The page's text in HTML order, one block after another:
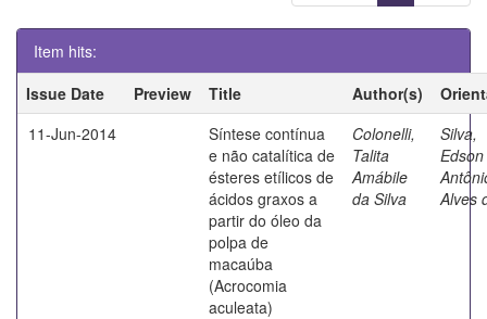
Item hits:
Issue Date
Preview Title Author(s)
11-Jun-2014
Síntese contínua
e não catalítica de
ésteres etílicos de
ácidos graxos a
partir do óleo da
polpa de
macaúba
(Acrocomia
aculeata)
Colonelli,
Talita
Amábile
da Silva
Silva,
Edson
Alves